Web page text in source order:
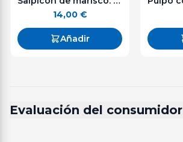
14,00 €
Añadir
Evaluación del consumidor